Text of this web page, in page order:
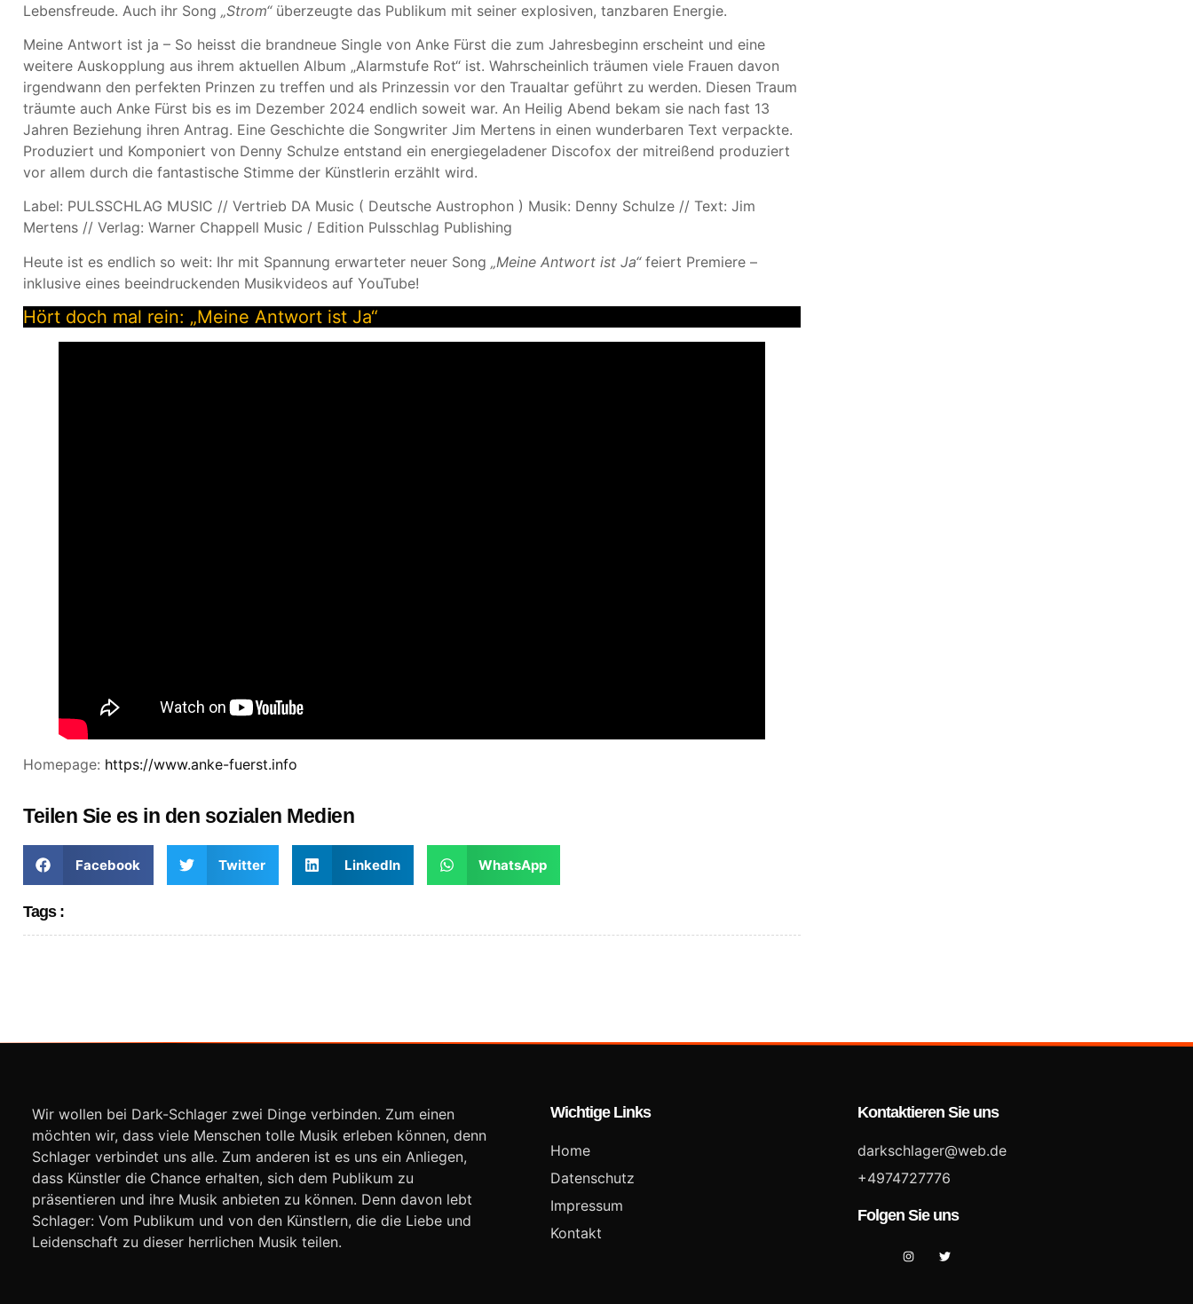
Lebensfreude. Auch ihr Song „Strom“überzeugte das Publikum mit seiner explosiven, tanzbaren Energie.
Meine Antwort ist ja – So heisst die brandneue Single von Anke Fürst die zum Jahresbeginn erscheint und eine
weitere Auskopplung aus ihrem aktuellen Album „Alarmstufe Rot“ ist. Wahrscheinlich träumen viele Frauen davon
irgendwann den perfekten Prinzen zu treffen und als Prinzessin vor den Traualtar geführt zu werden. Diesen Traum
träumte auch Anke Fürst bis es im Dezember 2024 endlich soweit war. An Heilig Abend bekam sie nach fast 13
Jahren Beziehung ihren Antrag. Eine Geschichte die Songwriter Jim Mertens in einen wunderbaren Text verpackte.
Produziert und Komponiert von Denny Schulze entstand ein energiegeladener Discofox der mitreißend produziert
vor allem durch die fantastische Stimme der Künstlerin erzählt wird.
Label: PULSSCHLAG MUSIC // Vertrieb DA Music ( Deutsche Austrophon ) Musik: Denny Schulze // Text: Jim
Mertens // Verlag: Warner Chappell Music / Edition Pulsschlag Publishing
Heute ist es endlich so weit: Ihr mit Spannung erwarteter neuer Song „Meine Antwort ist Ja“feiert Premiere –
inklusive eines beeindruckenden Musikvideos auf YouTube!
Hört doch mal rein: „Meine Antwort ist Ja“
Homepage: https://www.anke-fuerst.info
Teilen Sie es in den sozialen Medien
Facebook Twitter LinkedIn WhatsApp
Tags :
Wir wollen bei Dark-Schlager zwei Dinge verbinden. Zum einen
möchten wir, dass viele Menschen tolle Musik erleben können, denn
Schlager verbindet uns alle. Zum anderen ist es uns ein Anliegen,
dass Künstler die Chance erhalten, sich dem Publikum zu
präsentieren und ihre Musik anbieten zu können. Denn davon lebt
Schlager: Vom Publikum und von den Künstlern, die die Liebe und
Leidenschaft zu dieser herrlichen Musik teilen.
Wichtige Links
Home
Datenschutz
Impressum
Kontakt
Kontaktieren Sie uns
darkschlager@web.de
+4974727776
Folgen Sie uns